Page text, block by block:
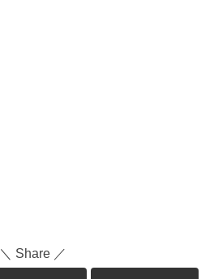
＼ Share ／